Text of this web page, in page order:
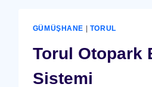
YAZILIMI
GÜMÜŞHANE TORUL
Torul Otopark
Sistemi